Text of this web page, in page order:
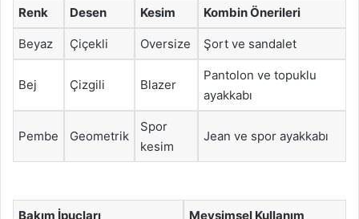
Renk Desen Kesim Kombin Önerileri
Beyaz Çiçekli Oversize Şort ve sandalet
Bej Çizgili Blazer
Pantolon ve topuklu
ayakkabı
Pembe Geometrik
Spor
kesim
Jean ve spor ayakkabı
Bakım İpuçları Mevsimsel Kullanım